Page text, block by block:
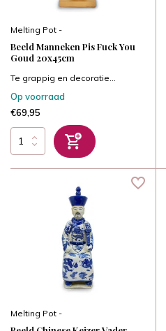
Melting Pot -
Beeld Manneken Pis Fuck You
Goud 20x45cm
Te grappig en decoratie...
Op voorraad
€69,95
Melting Pot -